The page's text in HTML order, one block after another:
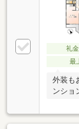
礼
最
外装も
ンショ